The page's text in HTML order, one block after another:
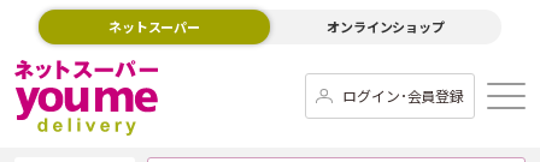
ネットスーパー オンラインショップ
ログイン･会員登録